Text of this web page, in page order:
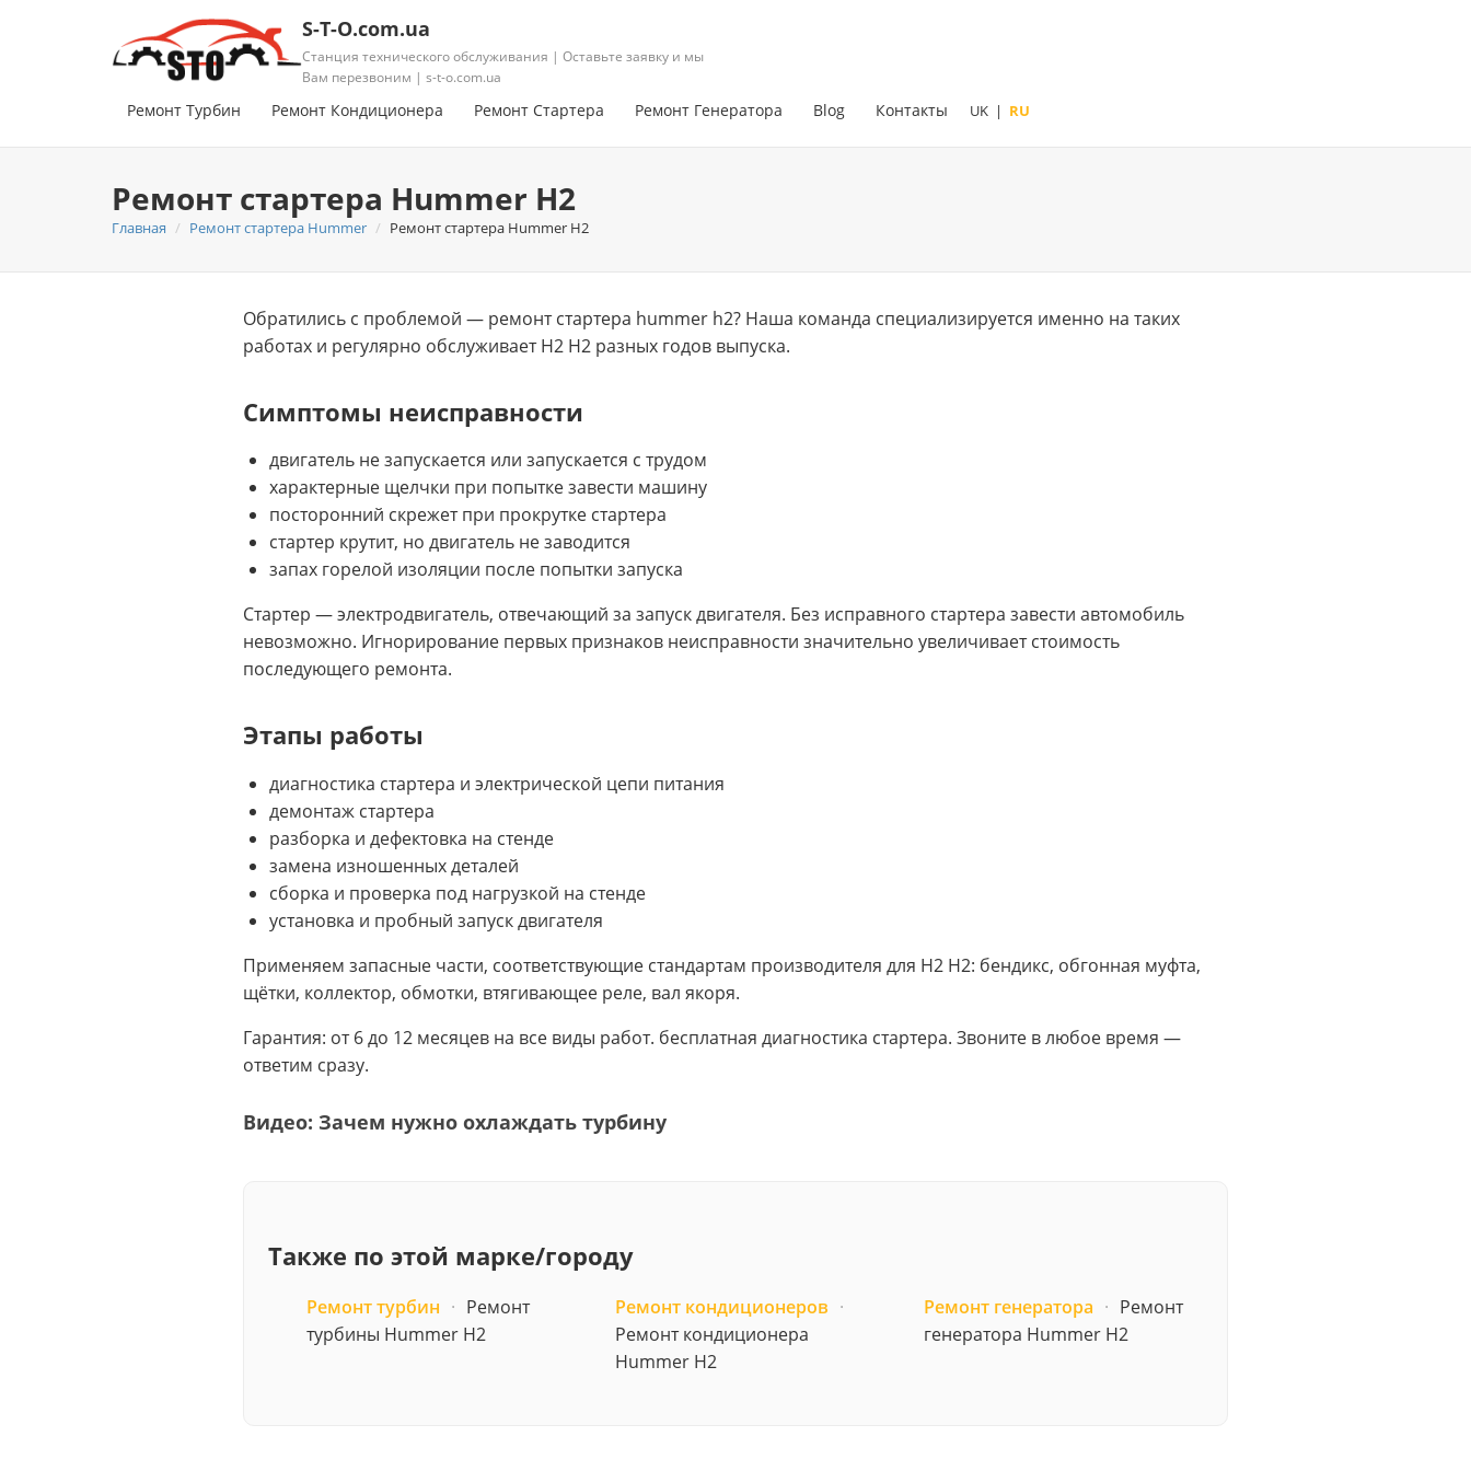
S-T-O.com.ua
Станция технического обслуживания | Оставьте заявку и мы
Вам перезвоним | s-t-o.com.ua
Ремонт Турбин Ремонт Кондиционера Ремонт Стартера Ремонт Генератора Blog Контакты UK | RU
Ремонт стартера Hummer H2
Главная Ремонт стартера Hummer Ремонт стартера Hummer H2
Обратились с проблемой — ремонт стартера hummer h2? Нашa команда специализируется именно на таких
работах и регулярно обслуживает H2 H2 разных годов выпуска.
Симптомы неисправности
двигатель не запускается или запускается с трудом
характерные щелчки при попытке завести машину
посторонний скрежет при прокрутке стартера
стартер крутит, но двигатель не заводится
запах горелой изоляции после попытки запуска
Стартер — электродвигатель, отвечающий за запуск двигателя. Без исправного стартера завести автомобиль
невозможно. Игнорирование первых признаков неисправности значительно увеличивает стоимость
последующего ремонта.
Этапы работы
диагностика стартера и электрической цепи питания
демонтаж стартера
разборка и дефектовка на стенде
замена изношенных деталей
сборка и проверка под нагрузкой на стенде
установка и пробный запуск двигателя
Применяем запасные части, соответствующие стандартам производителя для H2 H2: бендикс, обгонная муфта,
щётки, коллектор, обмотки, втягивающее реле, вал якоря.
Гарантия: от 6 до 12 месяцев на все виды работ. бесплатная диагностика стартера. Звоните в любое время —
ответим сразу.
Видео: Зачем нужно охлаждать турбину
Также по этой марке/городу
Ремонт турбин · Ремонт
турбины Hummer H2
Ремонт кондиционеров ·
Ремонт кондиционера
Hummer H2
Ремонт генератора · Ремонт
генератора Hummer H2